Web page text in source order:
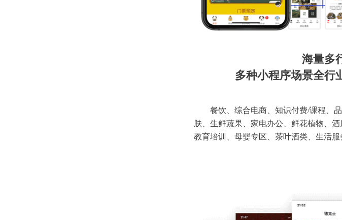
海量多
多种小程序场景全行
餐饮、综合电商、知识付费/课程、
肤、生鲜蔬果、家电办公、鲜花植物、
教育培训、母婴专区、茶叶酒类、生活服